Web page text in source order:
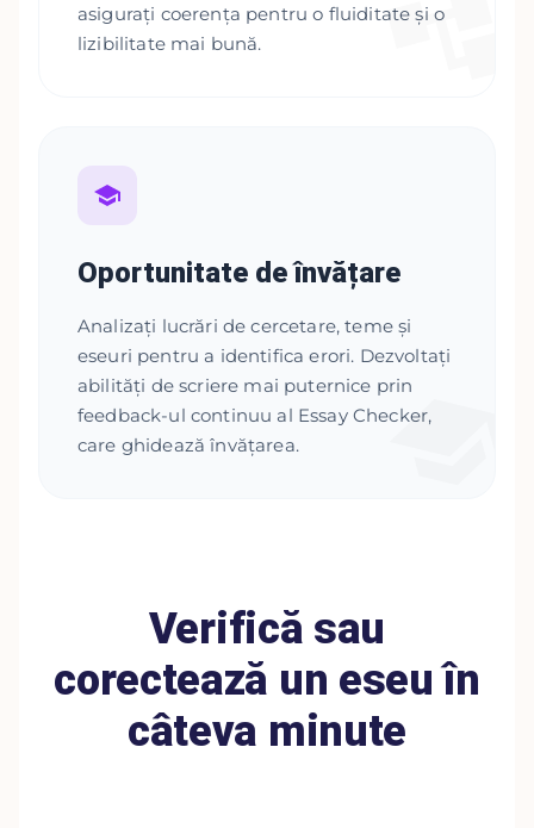
asigurați coerența pentru o fluiditate și o
lizibilitate mai bună.
Oportunitate de învățare
Analizați lucrări de cercetare, teme și
eseuri pentru a identifica erori. Dezvoltați
abilități de scriere mai puternice prin
feedback-ul continuu al Essay Checker,
care ghidează învățarea.
Verifică sau
corectează un eseu în
câteva minute